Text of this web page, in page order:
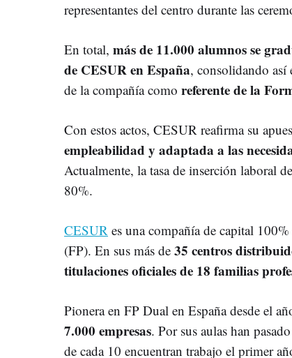
representantes del centro durante las
En total, más de 11.000 alumnos se
de CESUR en España, consolidando
de la compañía como referente de la
Con estos actos, CESUR reafirma su
empleabilidad y adaptada a las
Actualmente, la tasa de inserción laboral
80%.
CESUR es una compañía de capital
(FP). En sus más de 35 centros
titulaciones oficiales de 18 familias
Pionera en FP Dual en España desde el
7.000 empresas. Por sus aulas han
de cada 10 encuentran trabajo el primer